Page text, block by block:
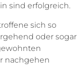
sind erfolgreich.
sich so
oder sogar
nachgehen